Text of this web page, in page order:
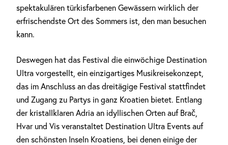
spektakulären türkisfarbenen Gewässern wirklich der
erfrischendste Ort des Sommers ist, den man besuchen
kann.
Deswegen hat das Festival die einwöchige Destination
Ultra vorgestellt, ein einzigartiges Musikreisekonzept,
das im Anschluss an das dreitägige Festival stattfindet
und Zugang zu Partys in ganz Kroatien bietet. Entlang
der kristallklaren Adria an idyllischen Orten auf Brač,
Hvar und Vis veranstaltet Destination Ultra Events auf
den schönsten Inseln Kroatiens, bei denen einige der